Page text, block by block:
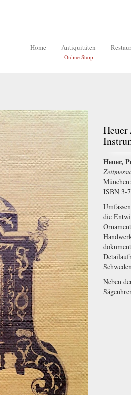
Home Antiquitäten
Online Shop
Heuer
Heuer,
ISBN 3-
die
Neben